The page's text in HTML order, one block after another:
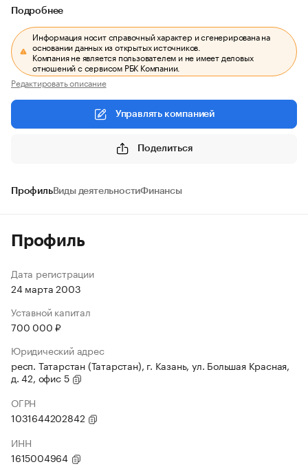
Подробнее
Информация носит справочный характер и сгенерирована на
основании данных из открытых источников.
Компания не является пользователем и не имеет деловых
отношений с сервисом РБК Компании.
Редактировать описание
Управлять компанией
Поделиться
ПрофильВиды деятельностиФинансы
Профиль
Дата регистрации
24 марта 2003
Уставной капитал
700 000 ₽
Юридический адрес
респ. Татарстан (Татарстан), г. Казань, ул. Большая Красная,
д. 42, офис 5
ОГРН
1031644202842
ИНН
1615004964